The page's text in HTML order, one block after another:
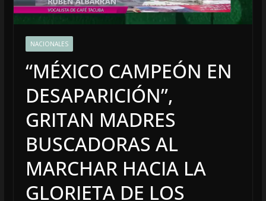
NACIONALES
“MÉXICO CAMPEÓN EN
DESAPARICIÓN”,
GRITAN MADRES
BUSCADORAS AL
MARCHAR HACIA LA
GLORIETA DE LOS